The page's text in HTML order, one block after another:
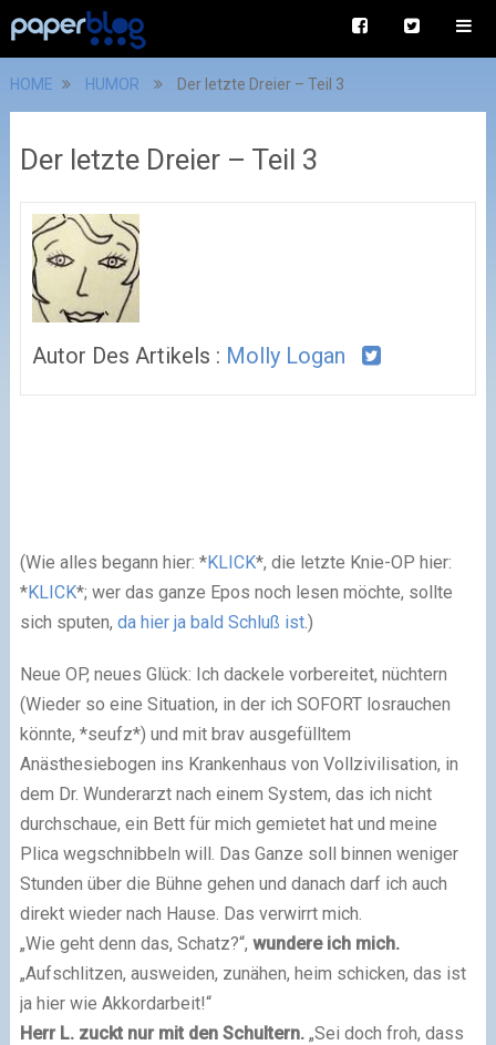
HOME HUMOR Der letzte Dreier – Teil 3
Der letzte Dreier – Teil 3
Autor Des Artikels : Molly Logan
(Wie alles begann hier: *KLICK*, die letzte Knie-OP hier:
*KLICK*; wer das ganze Epos noch lesen möchte, sollte
sich sputen, da hier ja bald Schluß ist.)
Neue OP, neues Glück: Ich dackele vorbereitet, nüchtern
(Wieder so eine Situation, in der ich SOFORT losrauchen
könnte, *seufz*) und mit brav ausgefülltem
Anästhesiebogen ins Krankenhaus von Vollzivilisation, in
dem Dr. Wunderarzt nach einem System, das ich nicht
durchschaue, ein Bett für mich gemietet hat und meine
Plica wegschnibbeln will. Das Ganze soll binnen weniger
Stunden über die Bühne gehen und danach darf ich auch
direkt wieder nach Hause. Das verwirrt mich.
„Wie geht denn das, Schatz?“, wundere ich mich.
„Aufschlitzen, ausweiden, zunähen, heim schicken, das ist
ja hier wie Akkordarbeit!“
Herr L. zuckt nur mit den Schultern.„Sei doch froh, dass